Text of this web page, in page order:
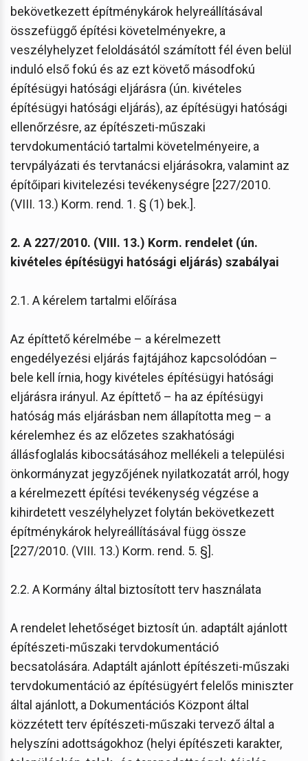
bekövetkezett építménykárok helyreállításával
összefüggő építési követelményekre, a
veszélyhelyzet feloldásától számított fél éven belül
induló első fokú és az ezt követő másodfokú
építésügyi hatósági eljárásra (ún. kivételes
építésügyi hatósági eljárás), az építésügyi hatósági
ellenőrzésre, az építészeti-műszaki
tervdokumentáció tartalmi követelményeire, a
tervpályázati és tervtanácsi eljárásokra, valamint az
építőipari kivitelezési tevékenységre [227/2010.
(VIII. 13.) Korm. rend. 1. § (1) bek.].
2. A 227/2010. (VIII. 13.) Korm. rendelet (ún.
kivételes építésügyi hatósági eljárás) szabályai
2.1. A kérelem tartalmi előírása
Az építtető kérelmébe – a kérelmezett
engedélyezési eljárás fajtájához kapcsolódóan –
bele kell írnia, hogy kivételes építésügyi hatósági
eljárásra irányul. Az építtető – ha az építésügyi
hatóság más eljárásban nem állapította meg – a
kérelemhez és az előzetes szakhatósági
állásfoglalás kibocsátásához mellékeli a települési
önkormányzat jegyzőjének nyilatkozatát arról, hogy
a kérelmezett építési tevékenység végzése a
kihirdetett veszélyhelyzet folytán bekövetkezett
építménykárok helyreállításával függ össze
[227/2010. (VIII. 13.) Korm. rend. 5. §].
2.2. A Kormány által biztosított terv használata
A rendelet lehetőséget biztosít ún. adaptált ajánlott
építészeti-műszaki tervdokumentáció
becsatolására. Adaptált ajánlott építészeti-műszaki
tervdokumentáció az építésügyért felelős miniszter
által ajánlott, a Dokumentációs Központ által
közzétett terv építészeti-műszaki tervező által a
helyszíni adottságokhoz (helyi építészeti karakter,